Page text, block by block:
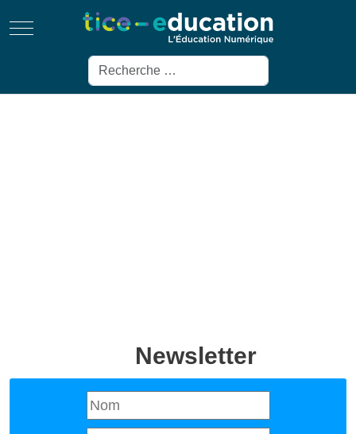
Mobile Menu Toggle
Rechercher
Newsletter